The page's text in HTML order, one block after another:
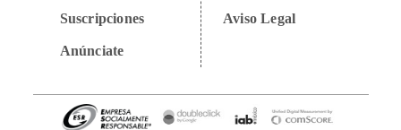
Suscripciones
Anúnciate
Aviso Legal